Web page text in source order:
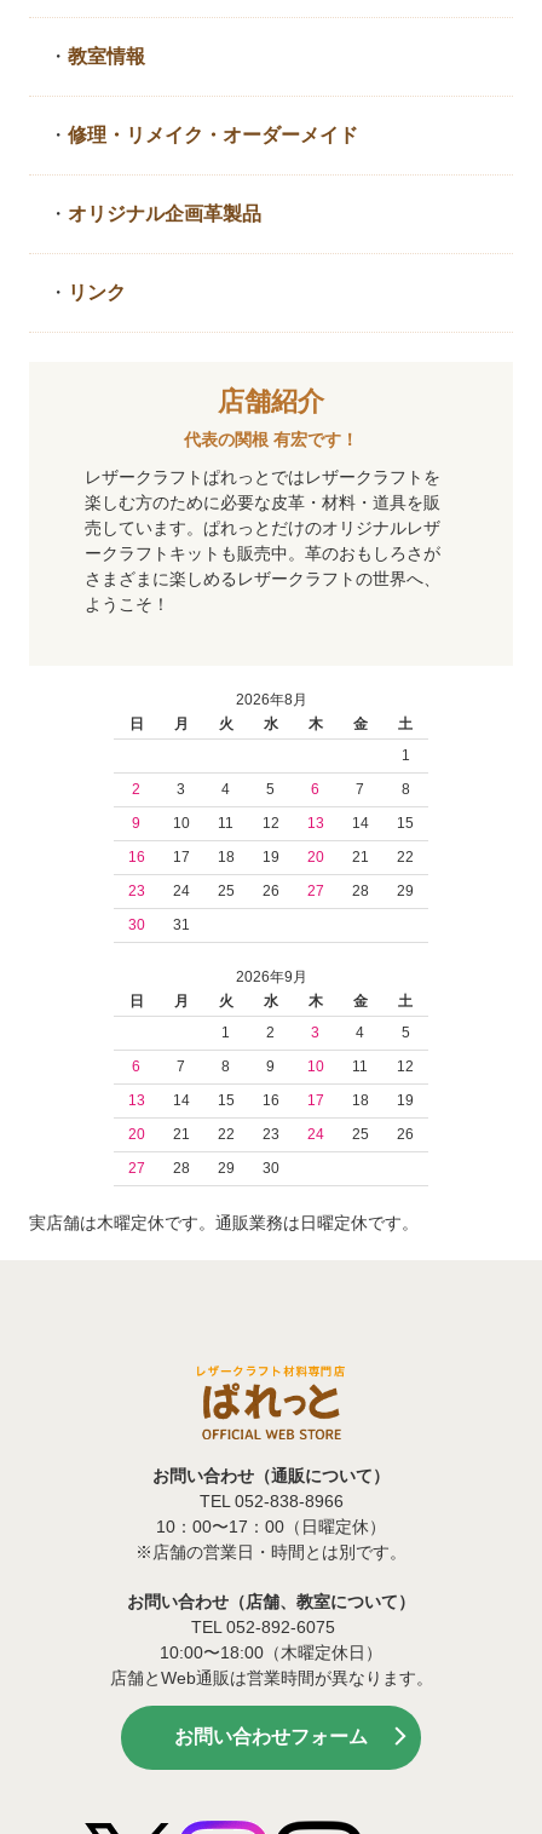
・教室情報
・修理・リメイク・ オーダーメイド
・ オリジナル企画革製品
・ リンク
店舗紹介
代表の関根 有宏です！
レザークラフトぱれっとではレザークラフトを
楽しむ方のために必要な皮革・材料・道具を販
売しています。ぱれっとだけのオリジナルレザ
ークラフトキットも販売中。革のおもしろさが
さまざまに楽しめるレザークラフトの世界へ、
ようこそ！
2026年8月
日
月 火 水 木 金
土
1
2
3 4 5 6 7
8
9
10 11 12 13 14
15
16
17 18 19 20 21
22
23
24 25 26 27 28
29
30
31
2026年9月
日
月 火 水 木 金
土
1
2 3 4
5
6
7 8 9 10 11
12
13
14 15 16 17 18
19
20
21 22 23 24 25
26
27
28 29 30
実店舗は木曜定休です。通販業務は日曜定休です。
お問い合わせ（通販について）
TEL 052-838-8966
10：00〜17：00（日曜定休）
※店舗の営業日・時間とは別です。
お問い合わせ（店舗、教室について）
TEL 052-892-6075
10:00〜18:00（木曜定休日）
店舗とWeb通販は営業時間が異なります。
お問い合わせフォーム